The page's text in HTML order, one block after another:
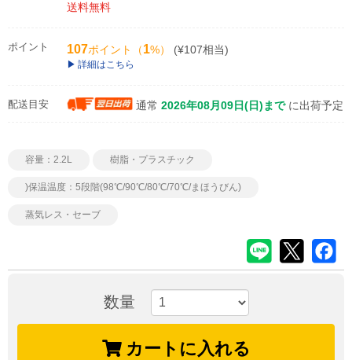
送料無料
ポイント 107ポイント（1%） (¥107相当)
詳細はこちら
配送目安 通常 2026年08月09日(日)まで に出荷予定
容量：2.2L 樹脂・プラスチック
)保温温度：5段階(98℃/90℃/80℃/70℃/まほうびん)
蒸気レス・セーブ
数量
カートに入れる